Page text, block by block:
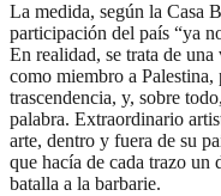
La medida, según la Casa
participación del país “ya
En realidad, se trata de
como miembro a Palestina,
trascendencia, y, sobre
palabra. Extraordinario
arte, dentro y fuera de su
que hacía de cada trazo un
batalla a la barbarie.